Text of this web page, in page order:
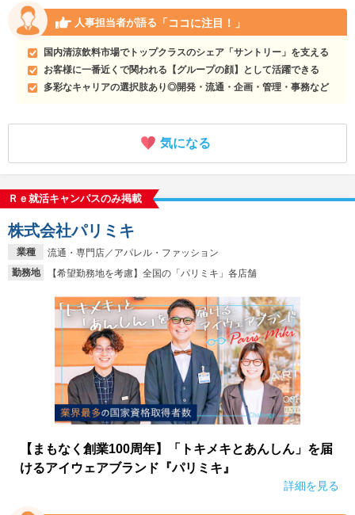
人事担当者が語る 「ココに注目！」
国内清涼飲料市場でトップクラスのシェア「サントリー」を支える
お客様に一番近くで関われる【グループの顔】として活躍できる
多彩なキャリアの選択肢あり◎開発・流通・企画・管理・事務など
気になる
Ｒｅ就活キャンパスのみ掲載
業種
流通・専門店／アパレル・ファッション
勤務地
【希望勤務地を考慮】全国の「パリミキ」各店舗
株式会社パリミキ
【まもなく創業100周年】「トキメキとあんしん」を届
けるアイウェアブランド『パリミキ』
詳細を見る